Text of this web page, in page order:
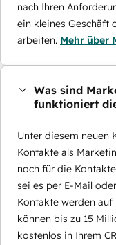
nach Ihren
ein kleines Geschäft
arbeiten. Mehr über
Was sind
funktioniert
Unter diesem neuen
Kontakte als
noch für die
sei es per E-Mail
Kontakte werden auf
können bis zu 15
kostenlos in Ihrem